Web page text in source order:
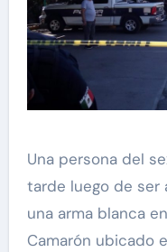
Una persona del
tarde luego de
una arma blanca
Camarón ubicado